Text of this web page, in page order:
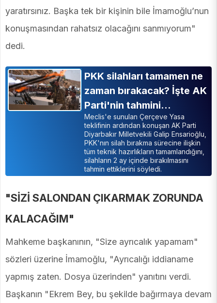
yaratırsınız. Başka tek bir kişinin bile İmamoğlu’nun
konuşmasından rahatsız olacağını sanmıyorum"
dedi.
PKK silahları tamamen ne
zaman bırakacak? İşte AK
Parti'nin tahmini…
Meclis'e sunulan Çerçeve Yasa
teklifinin ardından konuşan AK Parti
Diyarbakır Milletvekili Galip Ensarioğlu,
PKK'nın silah bırakma sürecine ilişkin
tüm teknik hazırlıkların tamamlandığını,
silahların 2 ay içinde bırakılmasını
tahmin ettiklerini söyledi.
"SİZİ SALONDAN ÇIKARMAK ZORUNDA
KALACAĞIM"
Mahkeme başkanının, "Size ayrıcalık yapamam"
sözleri üzerine İmamoğlu, "Ayrıcalığı iddianame
yapmış zaten. Dosya üzerinden" yanıtını verdi.
Başkanın "Ekrem Bey, bu şekilde bağırmaya devam